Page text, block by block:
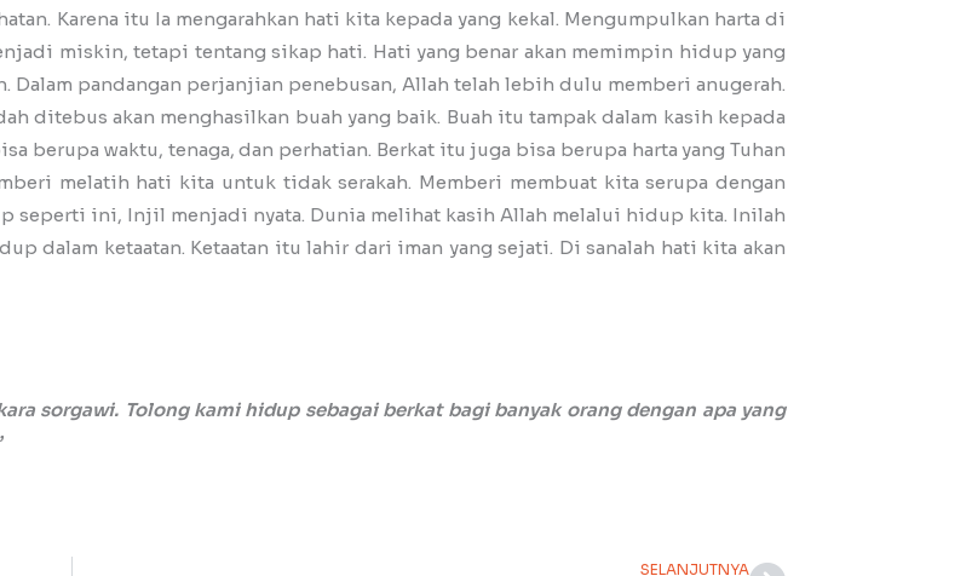
Karena itu Ia mengarahkan hati kita kepada yang kekal. Mengumpulkan harta di
miskin, tetapi tentang sikap hati. Hati yang benar akan memimpin hidup yang
Dalam pandangan perjanjian penebusan, Allah telah lebih dulu memberi anugerah.
ditebus akan menghasilkan buah yang baik. Buah itu tampak dalam kasih kepada
berupa waktu, tenaga, dan perhatian. Berkat itu juga bisa berupa harta yang Tuhan
melatih hati kita untuk tidak serakah. Memberi membuat kita serupa dengan
seperti ini, Injil menjadi nyata. Dunia melihat kasih Allah melalui hidup kita. Inilah
dalam ketaatan. Ketaatan itu lahir dari iman yang sejati. Di sanalah hati kita akan
sorgawi. Tolong kami hidup sebagai berkat bagi banyak orang dengan apa yang
SELANJUTNYA